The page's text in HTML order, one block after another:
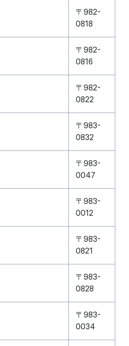
〒982-
0818
〒982-
0816
〒982-
0822
〒983-
0832
〒983-
0047
〒983-
0012
〒983-
0821
〒983-
0828
〒983-
0034